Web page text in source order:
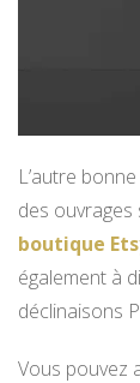
L’autre
des
boutique
également à
déclinaisons
Vous pouvez